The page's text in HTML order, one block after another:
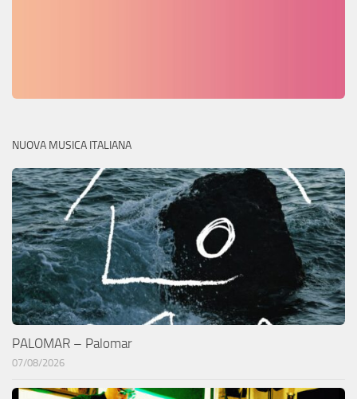
NUOVA MUSICA ITALIANA
PALOMAR – Palomar
07/08/2026